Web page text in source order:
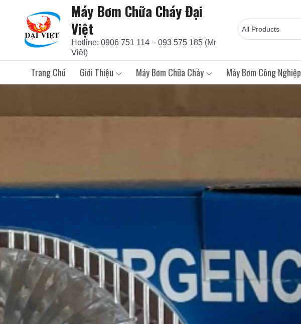
content
Máy Bơm Chữa Cháy Đại
Việt
Hotline: 0906 751 114 – 093 575 185 (Mr
Việt)
Trang Chủ Giới Thiệu Máy Bơm Chữa Cháy Máy Bơm Công Nghiệp